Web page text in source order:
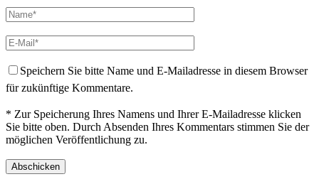
Speichern Sie bitte Name und E-Mailadresse in diesem Browser
für zukünftige Kommentare.
* Zur Speicherung Ihres Namens und Ihrer E-Mailadresse klicken
Sie bitte oben. Durch Absenden Ihres Kommentars stimmen Sie der
möglichen Veröffentlichung zu.